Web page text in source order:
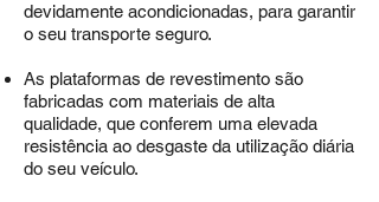
devidamente acondicionadas, para garantir
o seu transporte seguro.
As plataformas de revestimento são
fabricadas com materiais de alta
qualidade, que conferem uma elevada
resistência ao desgaste da utilização diária
do seu veículo.